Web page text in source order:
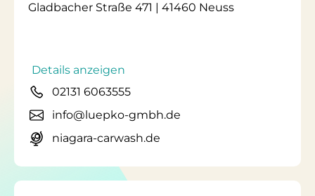
Gladbacher Straße 471 | 41460 Neuss
Details anzeigen
02131 6063555
info@luepko-gmbh.de
niagara-carwash.de